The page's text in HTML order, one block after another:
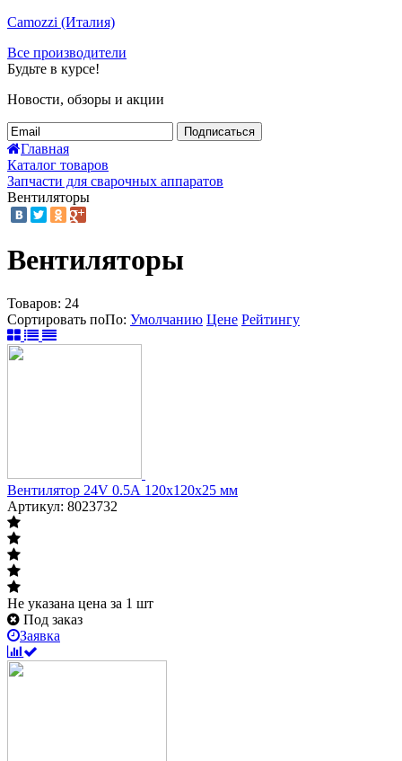
Camozzi (Италия)
Все производители
Будьте в курсе!
Новости, обзоры и акции
Подписаться
Главная
Каталог товаров
Запчасти для сварочных аппаратов
Вентиляторы
Вентиляторы
Товаров: 24
Сортировать поПо: Умолчанию Цене Рейтингу
Вентилятор 24V 0.5А 120x120x25 мм
Артикул: 8023732
Не указана цена за 1 шт
Под заказ
Заявка